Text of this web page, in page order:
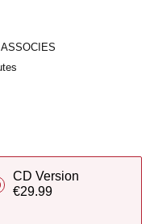
CD Version
€29.99